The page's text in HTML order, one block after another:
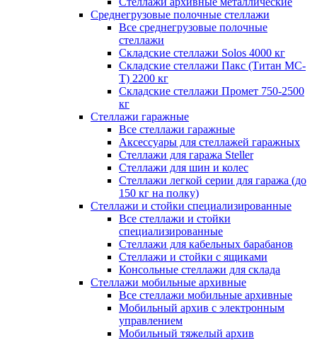
Среднегрузовые полочные стеллажи
Все среднегрузовые полочные
стеллажи
Складские стеллажи Solos 4000 кг
Складские стеллажи Пакс (Титан МС-
Т) 2200 кг
Складские стеллажи Промет 750-2500
кг
Стеллажи гаражные
Все стеллажи гаражные
Аксессуары для стеллажей гаражных
Стеллажи для гаража Steller
Стеллажи для шин и колес
Стеллажи легкой серии для гаража (до
150 кг на полку)
Стеллажи и стойки специализированные
Все стеллажи и стойки
специализированные
Стеллажи для кабельных барабанов
Стеллажи и стойки с ящиками
Консольные стеллажи для склада
Стеллажи мобильные архивные
Все стеллажи мобильные архивные
Мобильный архив с электронным
управлением
Мобильный тяжелый архив